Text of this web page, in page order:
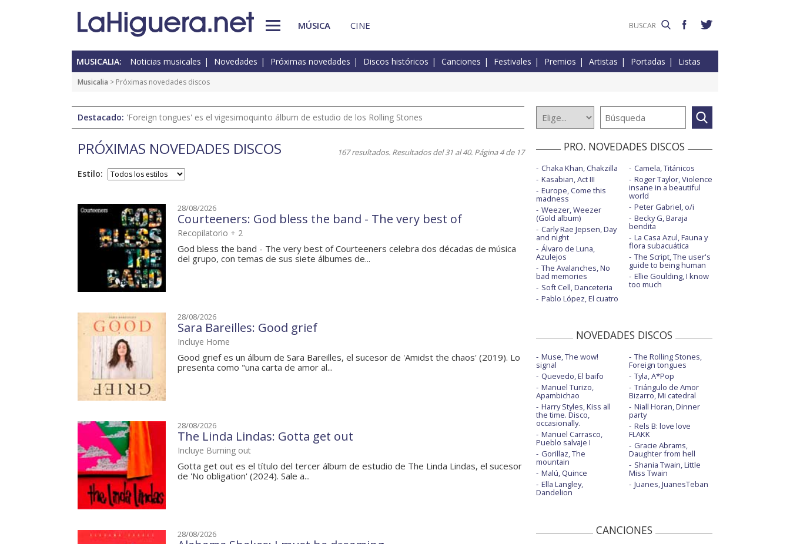
MÚSICA CINE
MUSICALIA: Noticias musicales Novedades Próximas novedades Discos históricos Canciones Festivales Premios Artistas Portadas Listas
Musicalia > Próximas novedades discos
Destacado: 'Foreign tongues' es el vigesimoquinto álbum de estudio de los Rolling Stones
PRÓXIMAS NOVEDADES DISCOS 167 resultados. Resultados del 31 al 40. Página 4 de 17
Estilo:
28/08/2026
Courteeners: God bless the band - The very best of
Recopilatorio + 2
God bless the band - The very best of Courteeners celebra dos décadas de música
del grupo, con temas de sus siete álbumes de...
28/08/2026
Sara Bareilles: Good grief
Incluye Home
Good grief es un álbum de Sara Bareilles, el sucesor de 'Amidst the chaos' (2019). Lo
presenta como "una carta de amor al...
28/08/2026
The Linda Lindas: Gotta get out
Incluye Burning out
Gotta get out es el título del tercer álbum de estudio de The Linda Lindas, el sucesor
de 'No obligation' (2024). Sale a...
28/08/2026
PRO. NOVEDADES DISCOS
Chaka Khan, Chakzilla
Kasabian, Act III
Europe, Come this
madness
Weezer, Weezer
(Gold album)
Carly Rae Jepsen, Day
and night
Álvaro de Luna,
Azulejos
The Avalanches, No
bad memories
Soft Cell, Danceteria
Pablo López, El cuatro
Camela, Titánicos
Roger Taylor, Violence
insane in a beautiful
world
Peter Gabriel, o/i
Becky G, Baraja
bendita
La Casa Azul, Fauna y
flora subacuática
The Script, The user's
guide to being human
Ellie Goulding, I know
too much
NOVEDADES DISCOS
Muse, The wow!
signal
Quevedo, El baifo
Manuel Turizo,
Apambichao
Harry Styles, Kiss all
the time. Disco,
occasionally.
Manuel Carrasco,
Pueblo salvaje I
Gorillaz, The
mountain
Malú, Quince
Ella Langley,
Dandelion
The Rolling Stones,
Foreign tongues
Tyla, A*Pop
Triángulo de Amor
Bizarro, Mi catedral
Niall Horan, Dinner
party
Rels B: love love
FLAKK
Gracie Abrams,
Daughter from hell
Shania Twain, Little
Miss Twain
Juanes, JuanesTeban
CANCIONES